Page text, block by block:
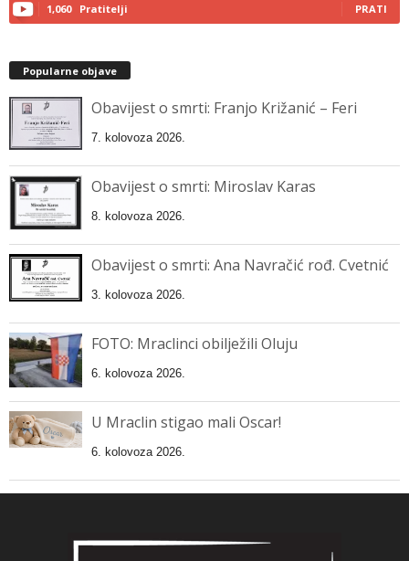
1,060 Pratitelji PRATI
Popularne objave
Obavijest o smrti: Franjo Križanić – Feri
7. kolovoza 2026.
Obavijest o smrti: Miroslav Karas
8. kolovoza 2026.
Obavijest o smrti: Ana Navračić rođ. Cvetnić
3. kolovoza 2026.
FOTO: Mraclinci obilježili Oluju
6. kolovoza 2026.
U Mraclin stigao mali Oscar!
6. kolovoza 2026.